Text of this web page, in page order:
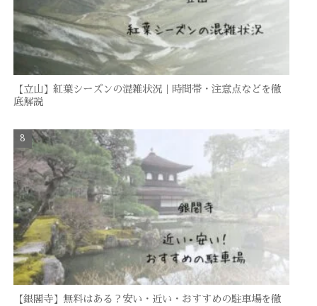
【立山】紅葉シーズンの混雑状況｜時間帯・注意点などを徹
底解説
【銀閣寺】無料はある？安い・近い・おすすめの駐車場を徹